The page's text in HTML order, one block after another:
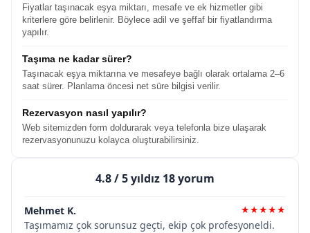
Fiyatlar taşınacak eşya miktarı, mesafe ve ek hizmetler gibi
kriterlere göre belirlenir. Böylece adil ve şeffaf bir fiyatlandırma
yapılır.
Taşıma ne kadar sürer?
Taşınacak eşya miktarına ve mesafeye bağlı olarak ortalama 2–6
saat sürer. Planlama öncesi net süre bilgisi verilir.
Rezervasyon nasıl yapılır?
Web sitemizden form doldurarak veya telefonla bize ulaşarak
rezervasyonunuzu kolayca oluşturabilirsiniz.
4.8/ 5 yıldız 18 yorum
Mehmet K. ★★★★★
Taşımamız çok sorunsuz geçti, ekip çok profesyoneldi.